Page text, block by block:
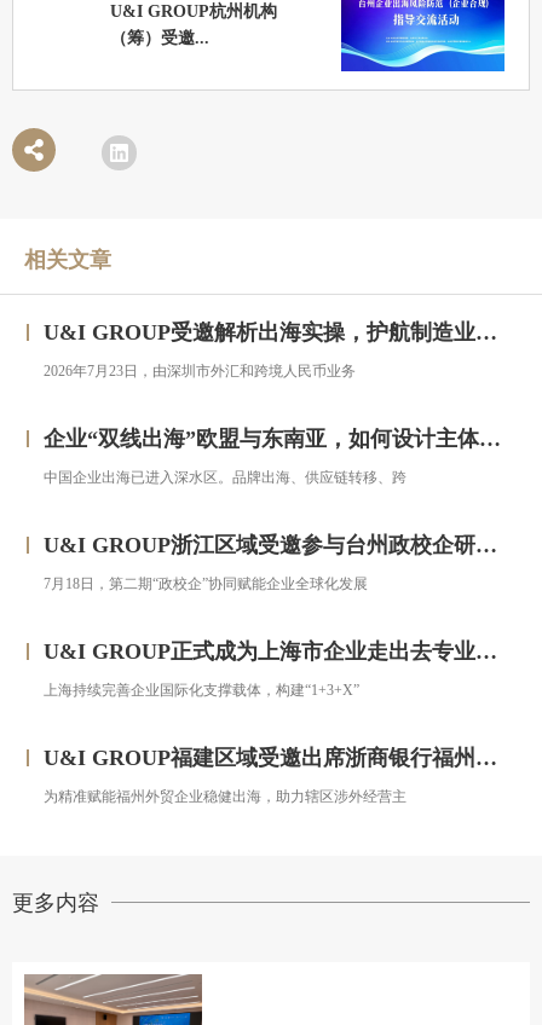
U&I GROUP杭州机构
（筹）受邀...
相关文章
U&I GROUP受邀解析出海实操，护航制造业企业汇率风险管理
2026年7月23日，由深圳市外汇和跨境人民币业务
企业“双线出海”欧盟与东南亚，如何设计主体架构？——对话汇智集团
中国企业出海已进入深水区。品牌出海、供应链转移、跨
U&I GROUP浙江区域受邀参与台州政校企研修班，助力浙企搭建跨境投资合规框架
7月18日，第二期“政校企”协同赋能企业全球化发展
U&I GROUP正式成为上海市企业走出去专业服务联盟成员
上海持续完善企业国际化支撑载体，构建“1+3+X”
U&I GROUP福建区域受邀出席浙商银行福州分行跨境金融服务宣讲会圆满落幕
为精准赋能福州外贸企业稳健出海，助力辖区涉外经营主
更多内容